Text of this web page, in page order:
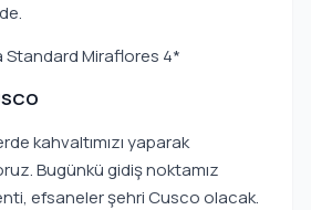
Standard Miraflores 4*
kahvaltımızı yaparak
Bugünkü gidiş noktamız
efsaneler şehri Cusco olacak.